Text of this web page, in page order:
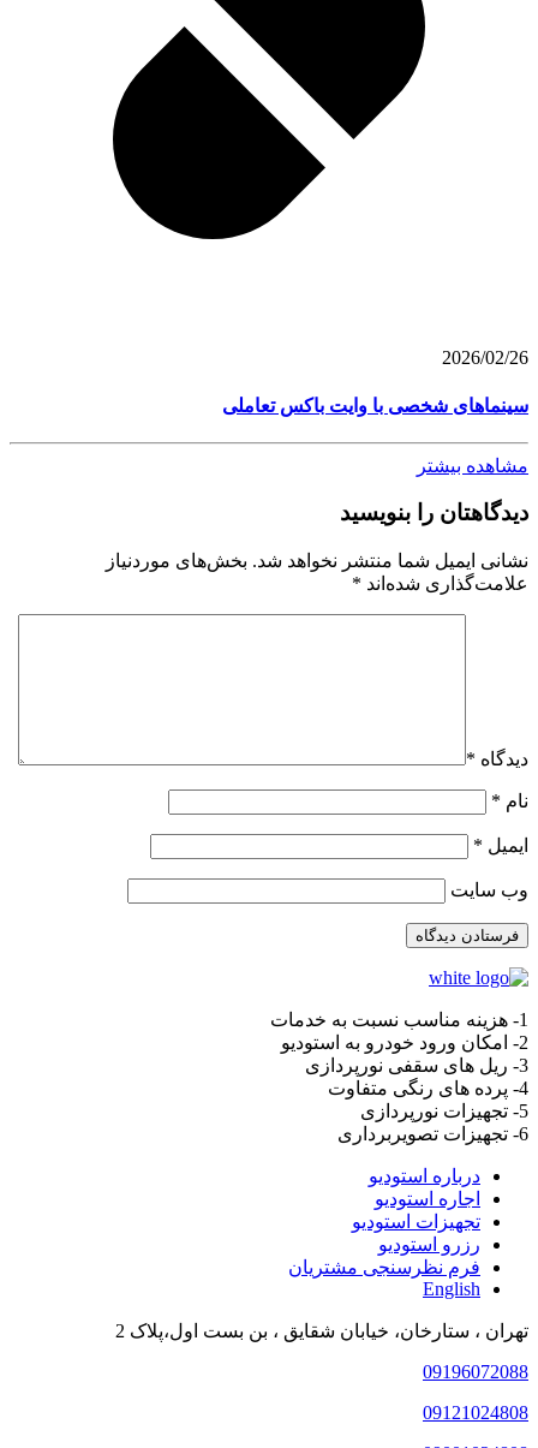
2026/02/26
سینماهای شخصی با وایت باکس تعاملی
مشاهده بیشتر
دیدگاهتان را بنویسید
نشانی ایمیل شما منتشر نخواهد شد. بخش‌های موردنیاز
علامت‌گذاری شده‌اند *
دیدگاه *
نام *
ایمیل *
وب‌ سایت
1- هزینه مناسب نسبت به خدمات
2- امکان ورود خودرو به استودیو
3- ریل های سقفی نورپردازی
4- پرده های رنگی متفاوت
5- تجهیزات نورپردازی
6- تجهیزات تصویربرداری
درباره استودیو
اجاره استودیو
تجهیزات استودیو
رزرو استودیو
فرم نظرسنجی مشتریان
English
تهران ، ستارخان، خیابان شقایق ، بن بست اول،پلاک 2
09196072088
09121024808